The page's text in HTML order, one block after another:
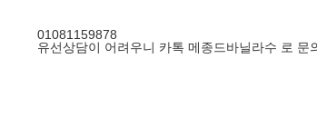
01081159878
유선상담이 어려우니 카톡 메종드바닐라수 로 문